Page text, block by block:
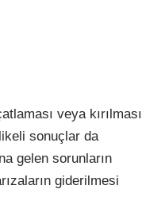
veya kırılması
sonuçlar da
gelen sorunların
giderilmesi